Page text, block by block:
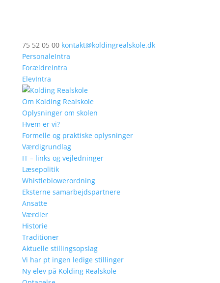
75 52 05 00 kontakt@koldingrealskole.dk
PersonaleIntra
ForældreIntra
ElevIntra
Om Kolding Realskole
Oplysninger om skolen
Hvem er vi?
Formelle og praktiske oplysninger
Værdigrundlag
IT – links og vejledninger
Læsepolitik
Whistleblowerordning
Eksterne samarbejdspartnere
Ansatte
Værdier
Historie
Traditioner
Aktuelle stillingsopslag
Vi har pt ingen ledige stillinger
Ny elev på Kolding Realskole